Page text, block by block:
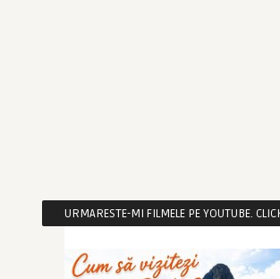
URMARESTE-MI FILMELE PE YOUTUBE.